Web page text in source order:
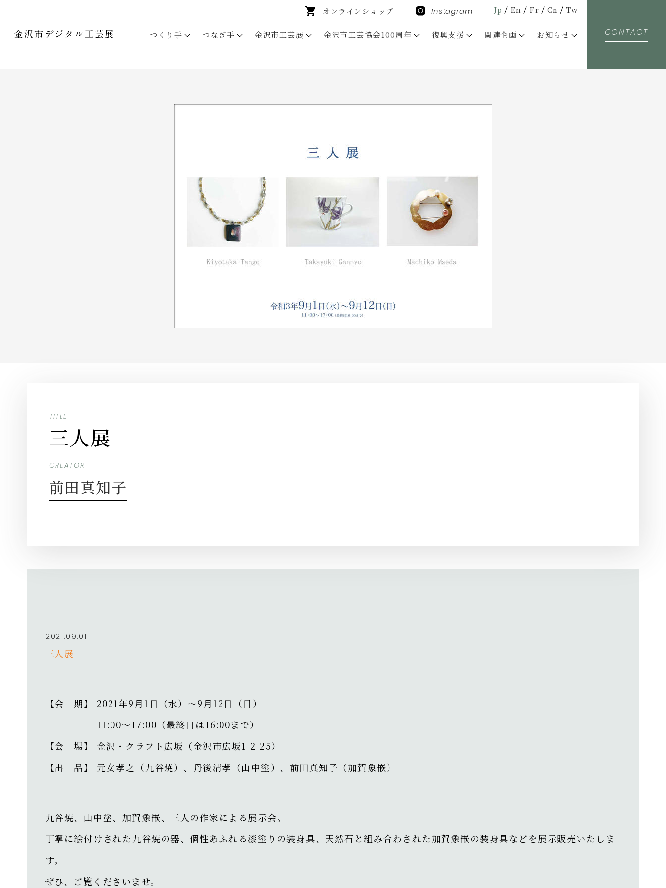
Jp En Fr Cn Tw
Instagram
オンラインショップ
CONTACT
つくり手 つなぎ手 金沢市工芸展 金沢市工芸協会100周年 復興支援 関連企画 お知らせ
TITLE
三人展
CREATOR
前田真知子
2021.09.01
三人展
【会 期】 2021年9月1日（水）～9月12日（日）
11:00～17:00（最終日は16:00まで）
【会 場】 金沢・クラフト広坂（金沢市広坂1-2-25）
【出 品】 元女孝之（九谷焼）、丹後清孝（山中塗）、前田真知子（加賀象嵌）
九谷焼、山中塗、加賀象嵌、三人の作家による展示会。
丁寧に絵付けされた九谷焼の器、個性あふれる漆塗りの装身具、天然石と組み合わされた加賀象嵌の装身具などを展示販売いたしま
す。
ぜひ、ご覧くださいませ。